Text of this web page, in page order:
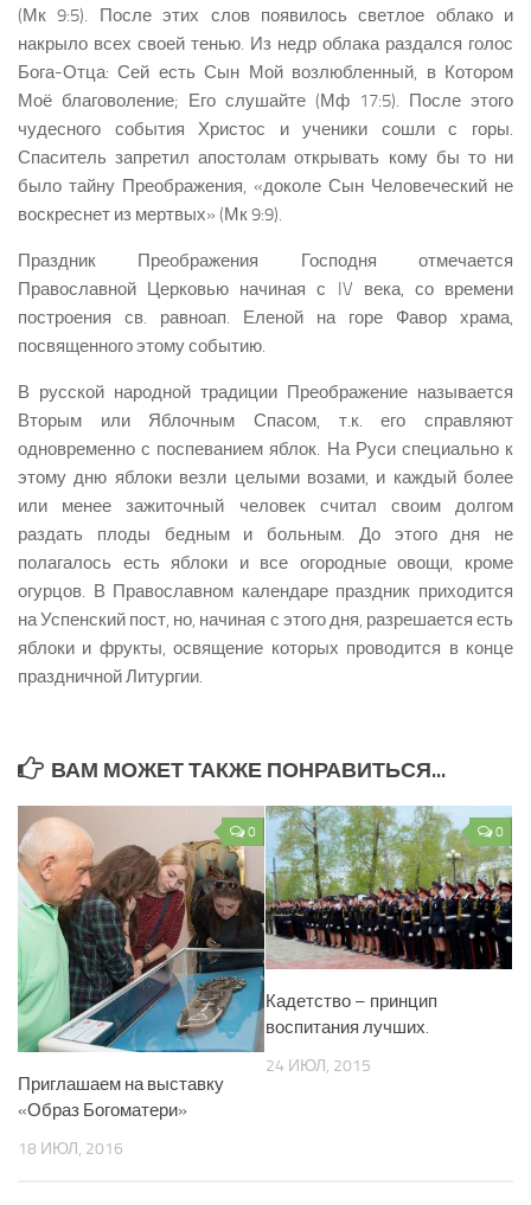
(Мк 9:5). После этих слов появилось светлое облако и
накрыло всех своей тенью. Из недр облака раздался голос
Бога-Отца: Сей есть Сын Мой возлюбленный, в Котором
Моё благоволение; Его слушайте (Мф 17:5). После этого
чудесного события Христос и ученики сошли с горы.
Спаситель запретил апостолам открывать кому бы то ни
было тайну Преображения, «доколе Сын Человеческий не
воскреснет из мертвых» (Мк 9:9).
Праздник Преображения Господня отмечается
Православной Церковью начиная с IV века, со времени
построения св. равноап. Еленой на горе Фавор храма,
посвященного этому событию.
В русской народной традиции Преображение называется
Вторым или Яблочным Спасом, т.к. его справляют
одновременно с поспеванием яблок. На Руси специально к
этому дню яблоки везли целыми возами, и каждый более
или менее зажиточный человек считал своим долгом
раздать плоды бедным и больным. До этого дня не
полагалось есть яблоки и все огородные овощи, кроме
огурцов. В Православном календаре праздник приходится
на Успенский пост, но, начиная с этого дня, разрешается есть
яблоки и фрукты, освящение которых проводится в конце
праздничной Литургии.
ВАМ МОЖЕТ ТАКЖЕ ПОНРАВИТЬСЯ...
0
Приглашаем на выставку
«Образ Богоматери»
18 ИЮЛ, 2016
0
Кадетство – принцип
воспитания лучших.
24 ИЮЛ, 2015